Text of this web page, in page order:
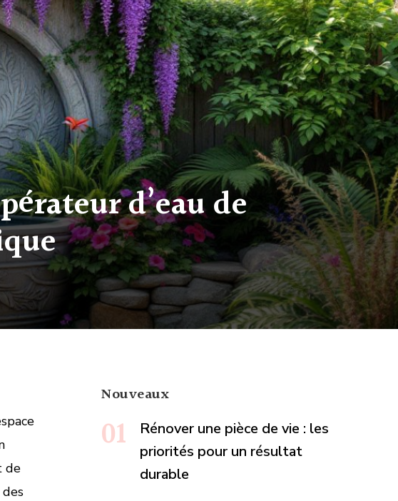
d’eau de
de
Nouveaux
Rénover une pièce de vie : les
priorités pour un résultat
durable